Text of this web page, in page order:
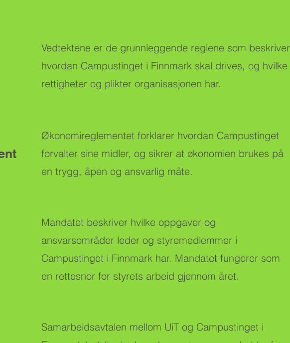
Vedtektene er de grunnleggende reglene som beskriver
hvordan Campustinget i Finnmark skal drives, og hvilke
rettigheter og plikter organisasjonen har.
Økonomireglementet forklarer hvordan Campustinget
forvalter sine midler, og sikrer at økonomien brukes på
en trygg, åpen og ansvarlig måte.
Mandatet beskriver hvilke oppgaver og
ansvarsområder leder og styremedlemmer i
Campustinget i Finnmark har. Mandatet fungerer som
en rettesnor for styrets arbeid gjennom året.
Samarbeidsavtalen mellom UiT og Campustinget i